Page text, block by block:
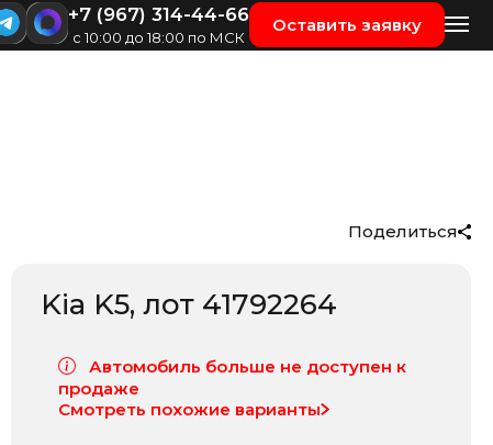
+7 (967) 314-44-66
с 10:00 до 18:00 по МСК
Оставить заявку
Поделиться
Kia K5, лот 41792264
Автомобиль больше не доступен к
продаже
Смотреть похожие варианты